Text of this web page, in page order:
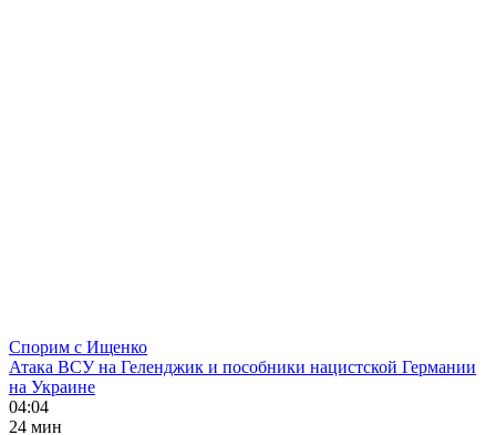
Спорим с Ищенко
Атака ВСУ на Геленджик и пособники нацистской Германии
на Украине
04:04
24 мин